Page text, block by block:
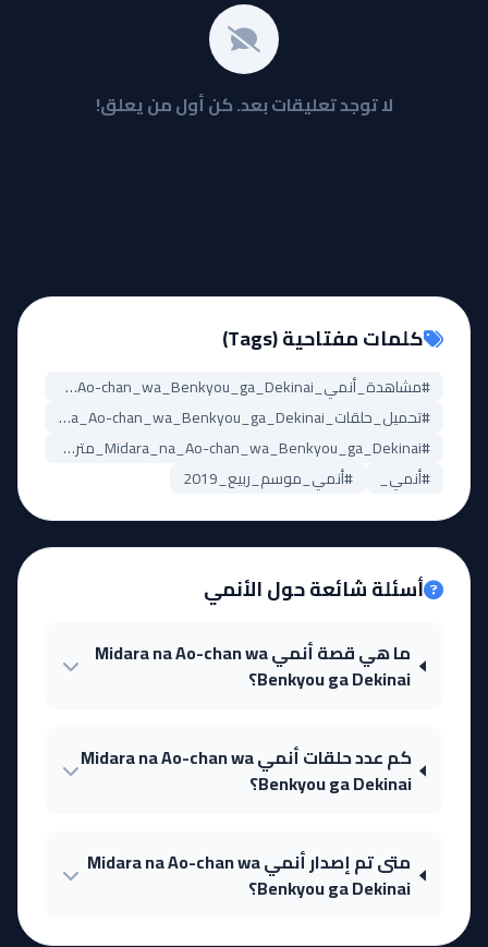
لا توجد تعليقات بعد. كن أول من يعلق!
كلمات مفتاحية (Tags)
#مشاهدة_أنمي_Midara_na_Ao-chan_wa_Benkyou_ga_Dekinai
#تحميل_حلقات_Midara_na_Ao-chan_wa_Benkyou_ga_Dekinai
#Midara_na_Ao-chan_wa_Benkyou_ga_Dekinai_مترجم
#أنمي_
#أنمي_موسم_ربيع_2019
أسئلة شائعة حول الأنمي
ما هي قصة أنمي Midara na Ao-chan wa
Benkyou ga Dekinai؟
كم عدد حلقات أنمي Midara na Ao-chan wa
Benkyou ga Dekinai؟
متى تم إصدار أنمي Midara na Ao-chan wa
Benkyou ga Dekinai؟